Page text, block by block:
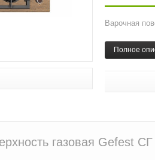
Варочная
Полное
газовая Gefest